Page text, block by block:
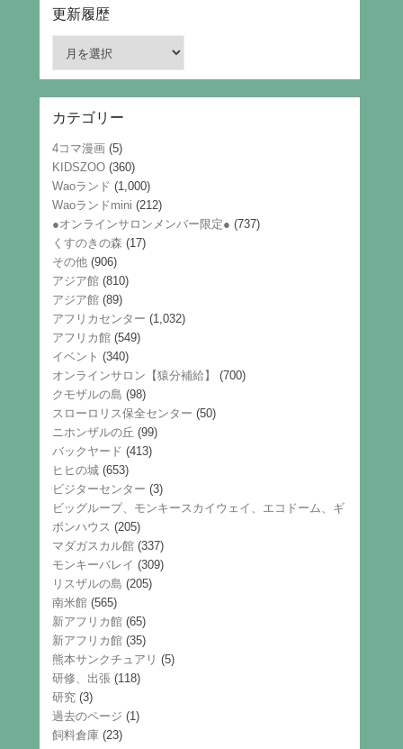
更新履歴
履
歴
カテゴリー
4コマ漫画 (5)
KIDSZOO (360)
Waoランド (1,000)
Waoランドmini (212)
●オンラインサロンメンバー限定● (737)
くすのきの森 (17)
その他 (906)
アジア館 (810)
アジア館 (89)
アフリカセンター (1,032)
アフリカ館 (549)
イベント (340)
オンラインサロン【猿分補給】
(700)
クモザルの島 (98)
スローロリス保全センター (50)
ニホンザルの丘 (99)
バックヤード (413)
ヒヒの城 (653)
ビジターセンター (3)
ビッグループ、モンキースカイウェイ、エコドーム、ギ
ボンハウス (205)
マダガスカル館 (337)
モンキーバレイ (309)
リスザルの島 (205)
南米館 (565)
新アフリカ館 (65)
新アフリカ館 (35)
熊本サンクチュアリ (5)
研修、出張 (118)
研究 (3)
過去のページ (1)
飼料倉庫 (23)